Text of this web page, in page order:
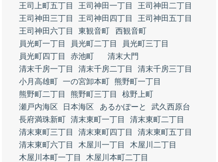
王司上町五丁目
王司神田一丁目
王司神田二丁目
王司神田三丁目
王司神田四丁目
王司神田五丁目
王司神田六丁目
東観音町
西観音町
員光町一丁目
員光町二丁目
員光町三丁目
員光町四丁目
赤池町
清末大門
清末千房一丁目
清末千房二丁目
清末千房三丁目
小月高雄町 一の宮卸本町
熊野町一丁目
熊野町二丁目
熊野町三丁目
椋野上町
瀬戸内海区
日本海区 あるかぽーと
武久西原台
長府満珠新町 清末東町一丁目
清末東町二丁目
清末東町三丁目
清末東町四丁目
清末東町五丁目
清末東町六丁目
木屋川一丁目
木屋川二丁目
木屋川本町一丁目
木屋川本町二丁目